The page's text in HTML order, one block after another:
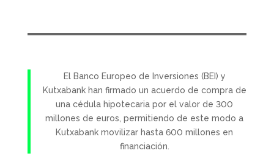
El Banco Europeo de Inversiones (BEI) y
Kutxabank han firmado un acuerdo de compra de
una cédula hipotecaria por el valor de 300
millones de euros, permitiendo de este modo a
Kutxabank movilizar hasta 600 millones en
financiación.